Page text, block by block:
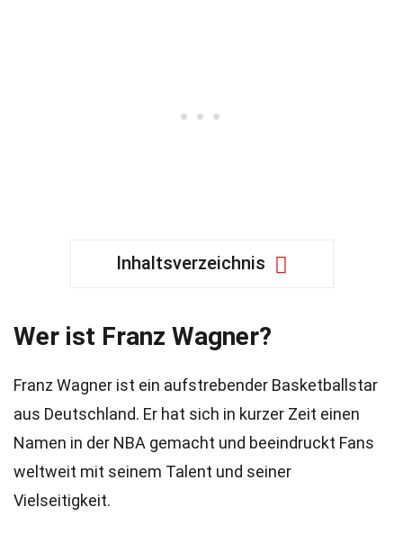
Inhaltsverzeichnis
Wer ist Franz Wagner?
Franz Wagner ist ein aufstrebender Basketballstar
aus Deutschland. Er hat sich in kurzer Zeit einen
Namen in der NBA gemacht und beeindruckt Fans
weltweit mit seinem Talent und seiner
Vielseitigkeit.